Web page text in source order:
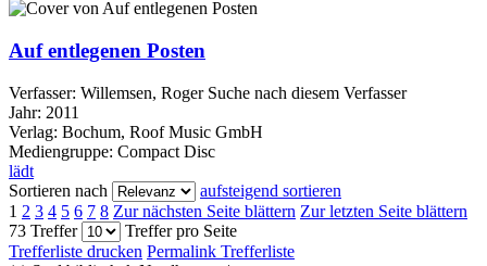
Auf entlegenen Posten
Verfasser: Willemsen, Roger Suche nach diesem Verfasser
Jahr: 2011
Verlag: Bochum, Roof Music GmbH
Mediengruppe: Compact Disc
lädt
Sortieren nach
aufsteigend sortieren
1 2 3 4 5 6 7 8 Zur nächsten Seite blättern Zur letzten Seite blättern
73 Treffer
Treffer pro Seite
Trefferliste drucken Permalink Trefferliste